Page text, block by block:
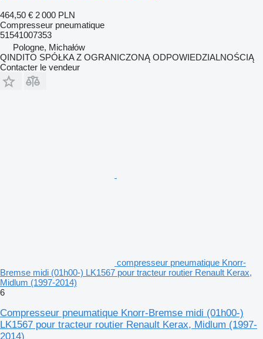
464,50 € 2 000 PLN
Compresseur pneumatique
51541007353
Pologne, Michałów
QINDITO SPÓŁKA Z OGRANICZONĄ ODPOWIEDZIALNOŚCIĄ
Contacter le vendeur
compresseur pneumatique Knorr-
Bremse midi (01h00-) LK1567 pour tracteur routier Renault Kerax,
Midlum (1997-2014)
6
Compresseur pneumatique Knorr-Bremse midi (01h00-)
LK1567 pour tracteur routier Renault Kerax, Midlum (1997-
2014)